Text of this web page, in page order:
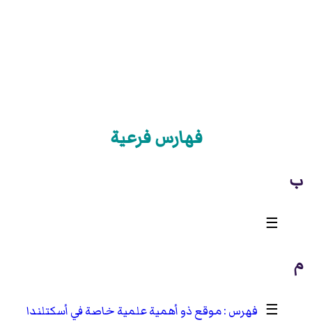
فهارس فرعية
ب
☰
م
☰
موقع ذو أهمية علمية خاصة في أسكتلندا